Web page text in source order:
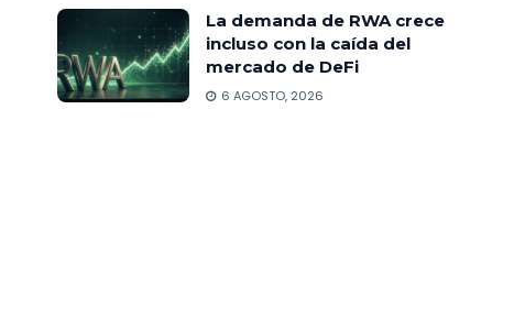
La demanda de RWA crece
incluso con la caída del
mercado de DeFi
6 AGOSTO, 2026